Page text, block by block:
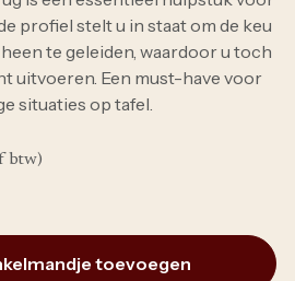
profiel stelt u in staat om de keu
te geleiden, waardoor u toch
uitvoeren. Een must-have voor
situaties op tafel.
toevoegen
btw)